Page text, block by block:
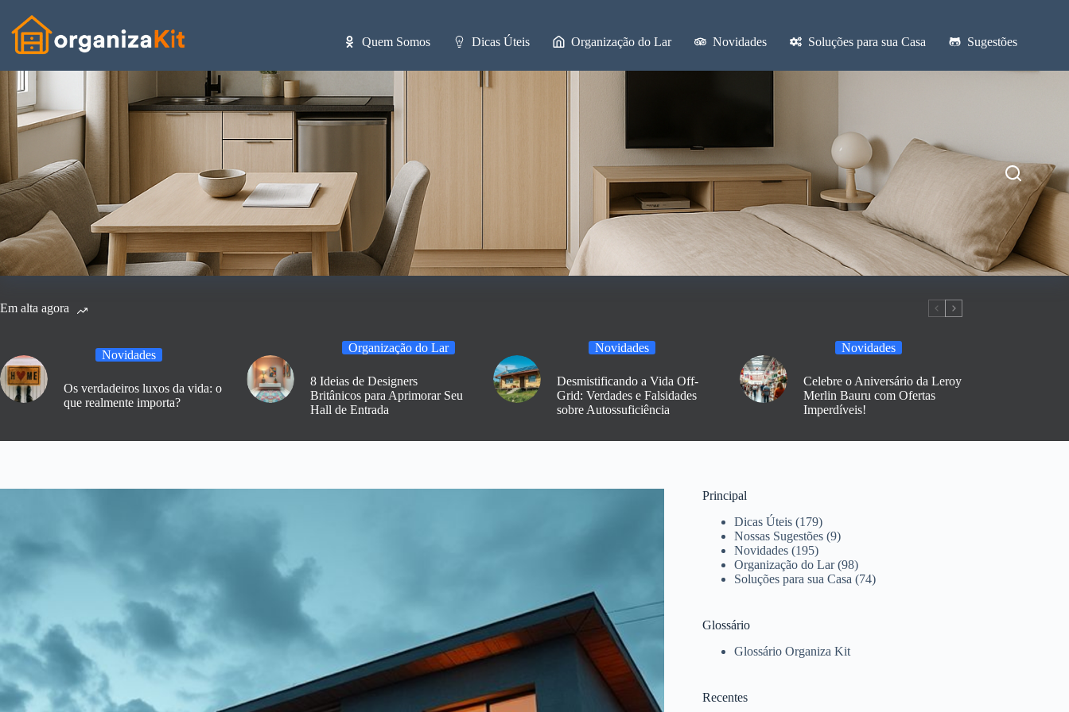
conteúdo
Quem Somos Dicas Úteis Organização do Lar Novidades Soluções para sua Casa Sugestões
Em alta agora
Novidades
Os verdadeiros luxos da vida: o
que realmente importa?
Organização do Lar
8 Ideias de Designers
Britânicos para Aprimorar Seu
Hall de Entrada
Novidades
Desmistificando a Vida Off-
Grid: Verdades e Falsidades
sobre Autossuficiência
Novidades
Celebre o Aniversário da Leroy
Merlin Bauru com Ofertas
Imperdíveis!
Principal
Dicas Úteis (179)
Nossas Sugestões (9)
Novidades (195)
Organização do Lar(98)
Soluções para sua Casa (74)
Glossário
Glossário Organiza Kit
Recentes